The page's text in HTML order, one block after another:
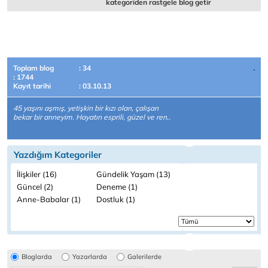
kategoriden rastgele blog getir
Toplam blog
: 34
: 1744
Kayıt tarihi
: 03.10.13
45 yaşını aşmış, yetişkin bir kızı olan, çalışan
bekar bir anneyim. Hayatın esprili, güzel ve ren..
Yazdığım Kategoriler
İlişkiler (16)
Gündelik Yaşam (13)
Güncel (2)
Deneme (1)
Anne-Babalar (1)
Dostluk (1)
Bloglarda Yazarlarda Galerilerde